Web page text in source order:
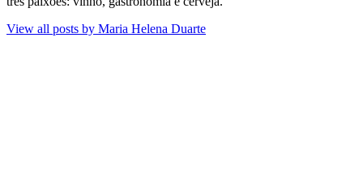
View all posts by Maria Helena Duarte